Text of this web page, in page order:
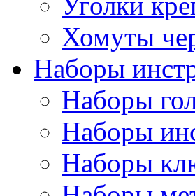
Хомуты
Наборы
Наборы
Наборы
Наборы